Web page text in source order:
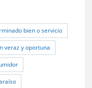
bien o servicio
veraz y oportuna